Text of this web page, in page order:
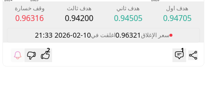
هدف اول
0.94705
هدف ثاني
0.94505
هدف ثالث
0.94200
وقف خسارة
0.96316
سعر الإغلاق0.96321اغلقت في2026-02-10 21:33
1
2